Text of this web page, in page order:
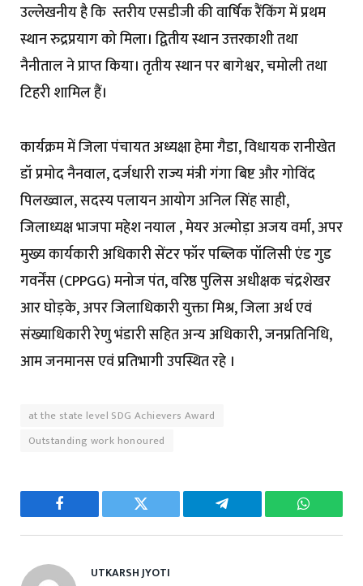
उल्लेखनीय है कि स्तरीय एसडीजी की वार्षिक रैंकिंग में प्रथम
स्थान रुद्रप्रयाग को मिला। द्वितीय स्थान उत्तरकाशी तथा
नैनीताल ने प्राप्त किया। तृतीय स्थान पर बागेश्वर, चमोली तथा
टिहरी शामिल हैं।
कार्यक्रम में जिला पंचायत अध्यक्षा हेमा गैडा, विधायक रानीखेत
डॉ प्रमोद नैनवाल, दर्जधारी राज्य मंत्री गंगा बिष्ट और गोविंद
पिलख्वाल, सदस्य पलायन आयोग अनिल सिंह साही,
जिलाध्यक्ष भाजपा महेश नयाल , मेयर अल्मोड़ा अजय वर्मा, अपर
मुख्य कार्यकारी अधिकारी सेंटर फॉर पब्लिक पॉलिसी एंड गुड
गवर्नेंस (CPPGG) मनोज पंत, वरिष्ठ पुलिस अधीक्षक चंद्रशेखर
आर घोड़के, अपर जिलाधिकारी युक्ता मिश्र, जिला अर्थ एवं
संख्याधिकारी रेणु भंडारी सहित अन्य अधिकारी, जनप्रतिनिधि,
आम जनमानस एवं प्रतिभागी उपस्थित रहे ।
at the state level SDG Achievers Award
Outstanding work honoured
Facebook Twitter Telegram
UTKARSH JYOTI